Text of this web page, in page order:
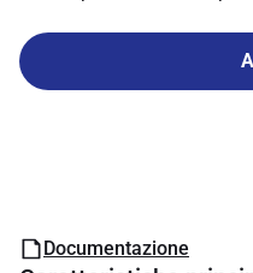
Documentazione